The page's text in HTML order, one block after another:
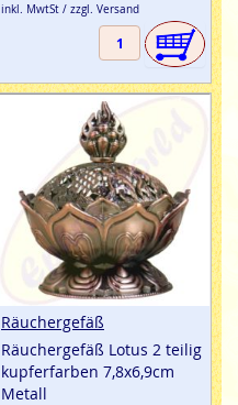
inkl. MwtSt / zzgl. Versand
Räuchergefäß
Räuchergefäß Lotus 2 teilig
kupferfarben 7,8x6,9cm
Metall